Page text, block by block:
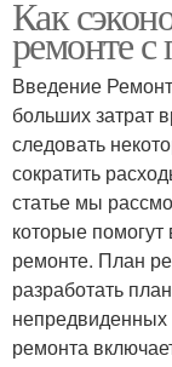
Как
ремонте
Введение
больших затрат
следовать
сократить
статье мы
которые
ремонте. План
разработать
ремонта